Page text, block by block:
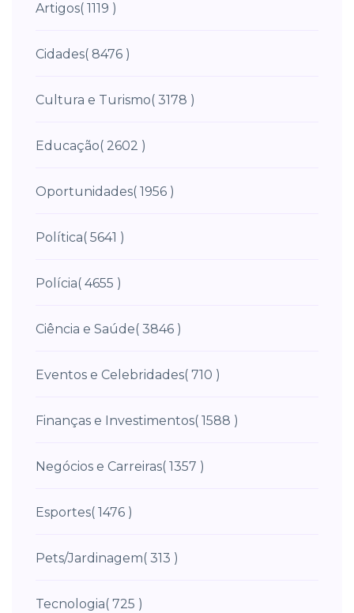
Artigos( 1119 )
Cidades( 8476 )
Cultura e Turismo( 3178 )
Educação( 2602 )
Oportunidades( 1956 )
Política( 5641 )
Polícia( 4655 )
Ciência e Saúde( 3846 )
Eventos e Celebridades( 710 )
Finanças e Investimentos( 1588 )
Negócios e Carreiras( 1357 )
Esportes( 1476 )
Pets/Jardinagem( 313 )
Tecnologia( 725 )